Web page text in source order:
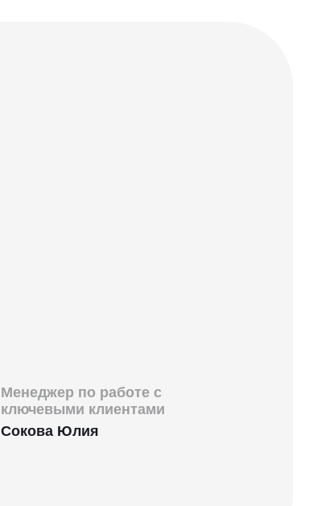
Менеджер по работе с
ключевыми клиентами
Сокова Юлия